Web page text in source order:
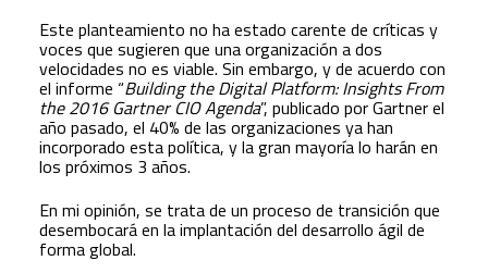
Este planteamiento no ha estado carente de críticas y
voces que sugieren que una organización a dos
velocidades no es viable. Sin embargo, y de acuerdo con
el informe “Building the Digital Platform: Insights From
the 2016 Gartner CIO Agenda”, publicado por Gartner el
año pasado, el 40% de las organizaciones ya han
incorporado esta política, y la gran mayoría lo harán en
los próximos 3 años.
En mi opinión, se trata de un proceso de transición que
desembocará en la implantación del desarrollo ágil de
forma global.